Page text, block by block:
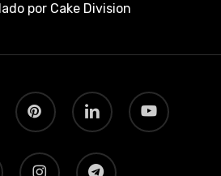
porCake Division
pinterest linkedin youtube
instagram telegram